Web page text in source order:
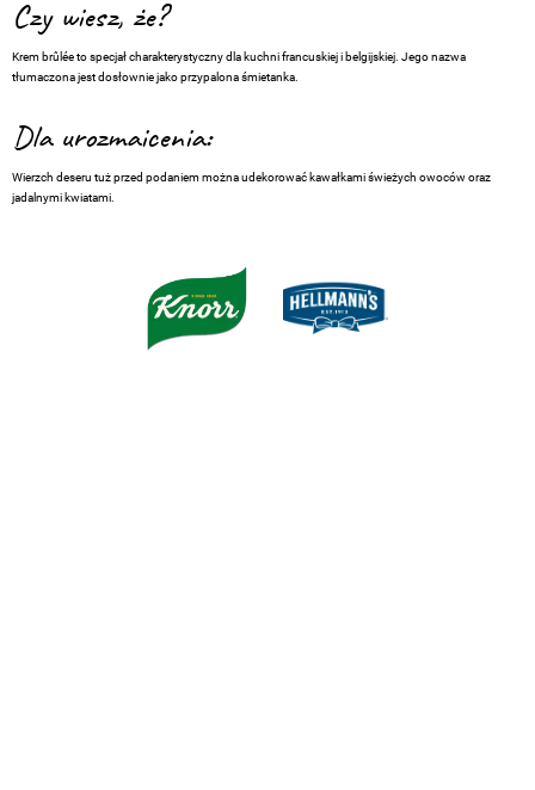
Czy wiesz, że?
Krem brûlée to specjał charakterystyczny dla kuchni francuskiej i belgijskiej. Jego nazwa
tłumaczona jest dosłownie jako przypalona śmietanka.
Dla urozmaicenia:
Wierzch deseru tuż przed podaniem można udekorować kawałkami świeżych owoców oraz
jadalnymi kwiatami.